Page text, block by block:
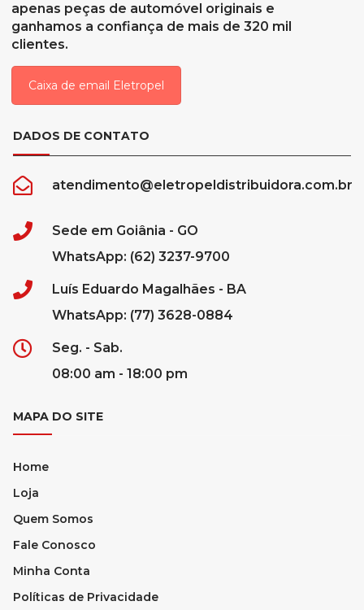
apenas peças de automóvel originais e
ganhamos a confiança de mais de 320 mil
clientes.
Caixa de email Eletropel
DADOS DE CONTATO
atendimento@eletropeldistribuidora.com.br
Sede em Goiânia - GO
WhatsApp: (62) 3237-9700
Luís Eduardo Magalhães - BA
WhatsApp: (77) 3628-0884
Seg. - Sab.
08:00 am - 18:00 pm
MAPA DO SITE
Home
Loja
Quem Somos
Fale Conosco
Minha Conta
Políticas de Privacidade